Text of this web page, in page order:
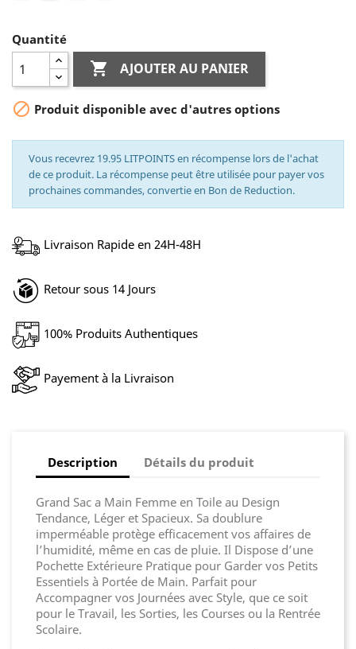
Quantité
 AJOUTER AU PANIER
 Produit disponible avec d'autres options
Vous recevrez 19.95 LITPOINTS en récompense lors de l'achat
de ce produit. La récompense peut être utilisée pour payer vos
prochaines commandes, convertie en Bon de Reduction.
Livraison Rapide en 24H-48H
Retour sous 14 Jours
100% Produits Authentiques
Payement à la Livraison
Description Détails du produit
Grand Sac a Main Femme en Toile au Design
Tendance, Léger et Spacieux. Sa doublure
imperméable protège efficacement vos affaires de
l’humidité, même en cas de pluie. Il Dispose d’une
Pochette Extérieure Pratique pour Garder vos Petits
Essentiels à Portée de Main. Parfait pour
Accompagner vos Journées avec Style, que ce soit
pour le Travail, les Sorties, les Courses ou la Rentrée
Scolaire.